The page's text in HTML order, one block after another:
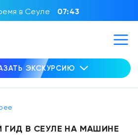
в Сеуле 07:43
ЭКСКУРСИЮ
ГИД В СЕУЛЕ НА МАШИНЕ